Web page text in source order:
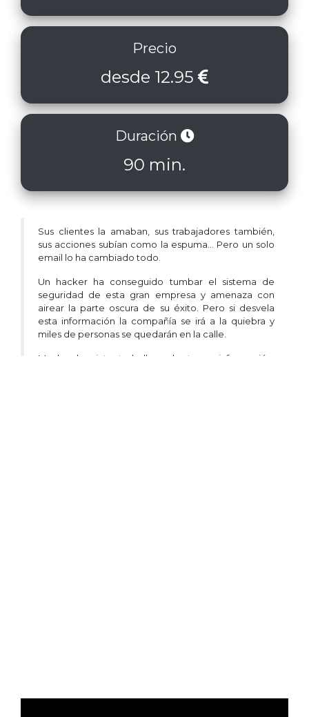
Precio
desde 12.95
Duración
90 min.
Sus clientes la amaban, sus trabajadores también,
sus acciones subían como la espuma… Pero un solo
email lo ha cambiado todo.
Un hacker ha conseguido tumbar el sistema de
seguridad de esta gran empresa y amenaza con
airear la parte oscura de su éxito. Pero si desvela
esta información la compañía se irá a la quiebra y
miles de personas se quedarán en la calle.
Muchos han intentado llegar hasta esa información,